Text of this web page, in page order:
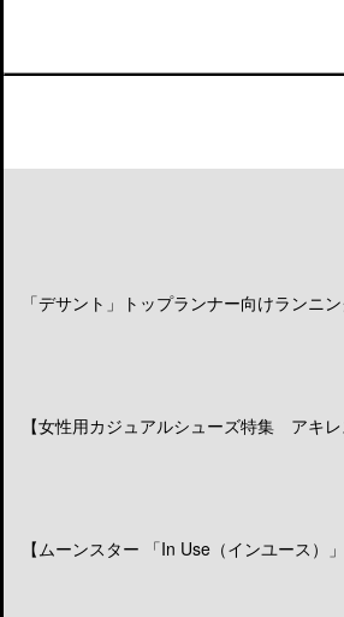
「デサント」トップランナー向けランニ
【女性用カジュアルシューズ特集 アキ
【ムーンスター 「In Use（インユース）